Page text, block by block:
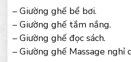
– Giường ghế bể bơi.
– Giường ghế tắm nắng.
– Giường ghế đọc sách.
– Giường ghế Massage nghỉ